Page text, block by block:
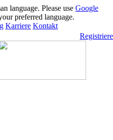
language. Please use Google
preferred language.
Karriere Kontakt